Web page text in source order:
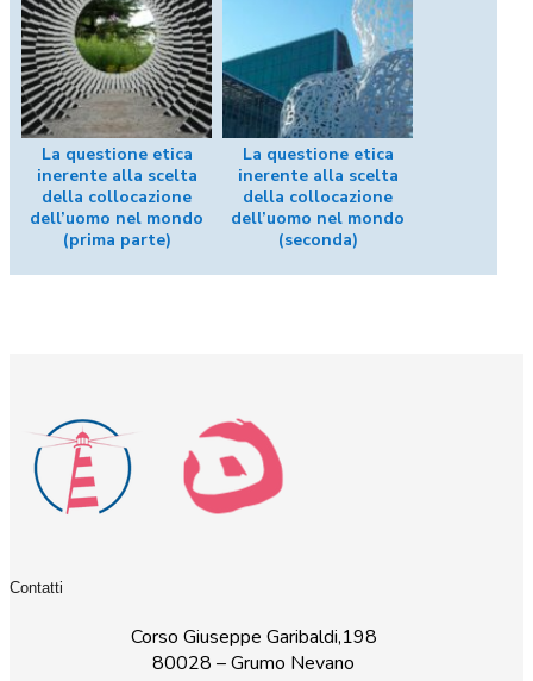
La questione etica
inerente alla scelta
della collocazione
dell’uomo nel mondo
(prima parte)
La questione etica
inerente alla scelta
della collocazione
dell’uomo nel mondo
(seconda)
Contatti
Corso Giuseppe Garibaldi,198
80028 – Grumo Nevano